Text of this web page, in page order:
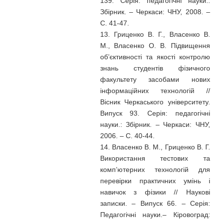
Збірник. – Черкаси: ЧНУ, 2008. –
С. 41-47.
13. Гриценко В. Г., Власенко В.
М., Власенко О. В. Підвищення
об’єктивності та якості контролю
знань студентів фізичного
факультету засобами нових
інформаційних технологій //
Вісник Черкаського університету.
Випуск 93. Серія: педагогічні
науки.: Збірник. – Черкаси: ЧНУ,
2006. – С. 40-44.
14. Власенко В. М., Гриценко В. Г.
Використання тестових та
комп’ютерних технологій для
перевірки практичних умінь і
навичок з фізики // Наукові
записки. – Випуск 66. – Серія:
Педагогічні науки.– Кіровоград: